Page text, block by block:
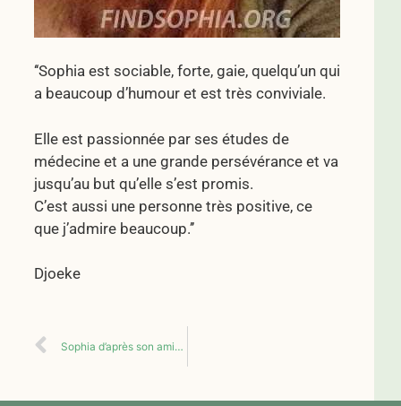
‘‘Sophia est sociable, forte, gaie, quelqu’un qui
a beaucoup d’humour et est très conviviale.
Elle est passionnée par ses études de
médecine et a une grande persévérance et va
jusqu’au but qu’elle s’est promis.
C’est aussi une personne très positive, ce
que j’admire beaucoup.’’
Djoeke
Sophia d’après son amie Shanice